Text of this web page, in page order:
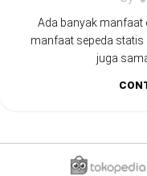
Ada banyak manfaat
manfaat sepeda statis
juga